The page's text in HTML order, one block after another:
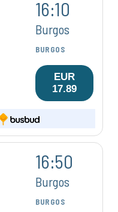
16:10
Burgos
BURGOS
EUR
17.89
16:50
Burgos
BURGOS